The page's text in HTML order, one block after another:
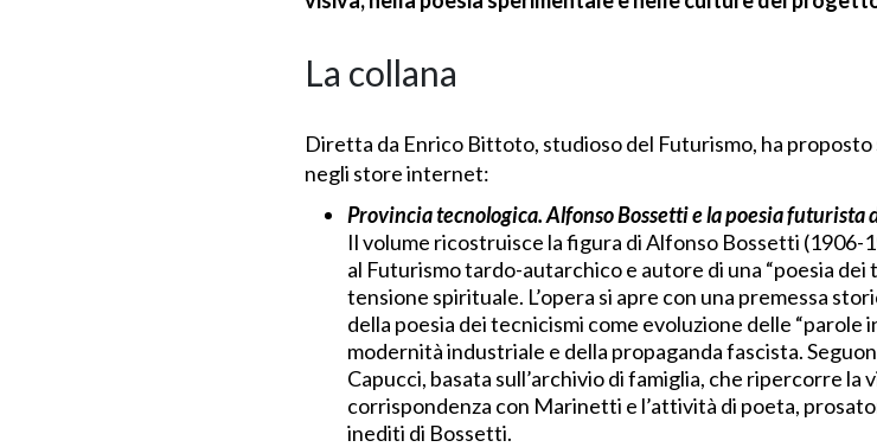
La collana
Diretta da Enrico Bittoto, studioso del Futurismo, ha proposto
negli store internet:
Provincia tecnologica. Alfonso Bossetti e la poesia futurista
Il volume ricostruisce la figura di Alfonso Bossetti
al Futurismo tardo-autarchico e autore di una “poesia
tensione spirituale. L’opera si apre con una premessa
della poesia dei tecnicismi come evoluzione delle
modernità industriale e della propaganda fascista.
Capucci, basata sull’archivio di famiglia, che ripercorre la
corrispondenza con Marinetti e l’attività di poeta,
inediti di Bossetti.